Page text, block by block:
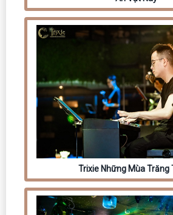
Trixie Những Mùa Trăng